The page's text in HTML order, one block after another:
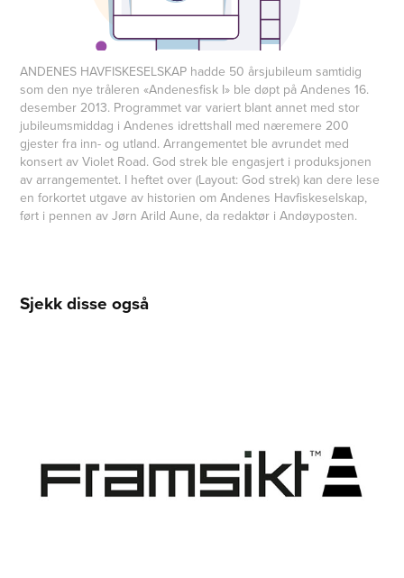
ANDENES HAVFISKESELSKAP hadde 50 årsjubileum samtidig
som den nye tråleren «Andenesfisk I» ble døpt på Andenes 16.
desember 2013. Programmet var variert blant annet med stor
jubileumsmiddag i Andenes idrettshall med næremere 200
gjester fra inn- og utland. Arrangementet ble avrundet med
konsert av Violet Road. God strek ble engasjert i produksjonen
av arrangementet. I heftet over (Layout: God strek) kan dere lese
en forkortet utgave av historien om Andenes Havfiskeselskap,
ført i pennen av Jørn Arild Aune, da redaktør i Andøyposten.
Sjekk disse også